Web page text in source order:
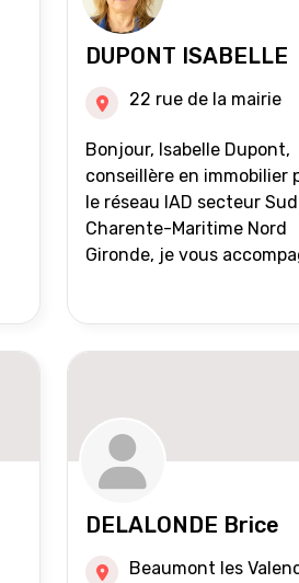
DUPONT ISABELLE
22 rue de la mairie
Bonjour, Isabelle Dupont,
conseillère en immobilier
le réseau IAD secteur Sud
Charente-Maritime Nord
Gironde, je vous
DELALONDE Brice
Beaumont les